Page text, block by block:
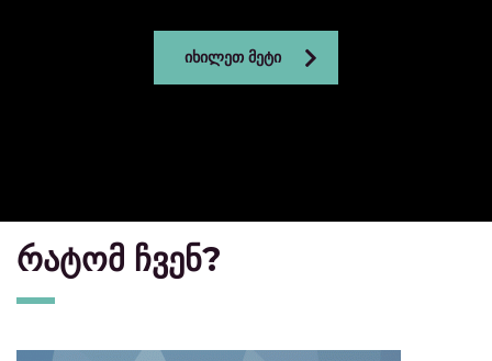
ᲘᲮᲘᲚᲔᲗ ᲛᲔᲢᲘ
რატომ ჩვენ?